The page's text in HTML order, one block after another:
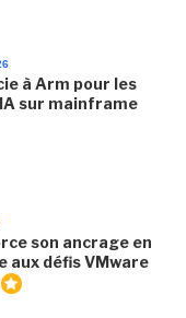
à Arm pour les
sur mainframe
son ancrage en
aux défis VMware